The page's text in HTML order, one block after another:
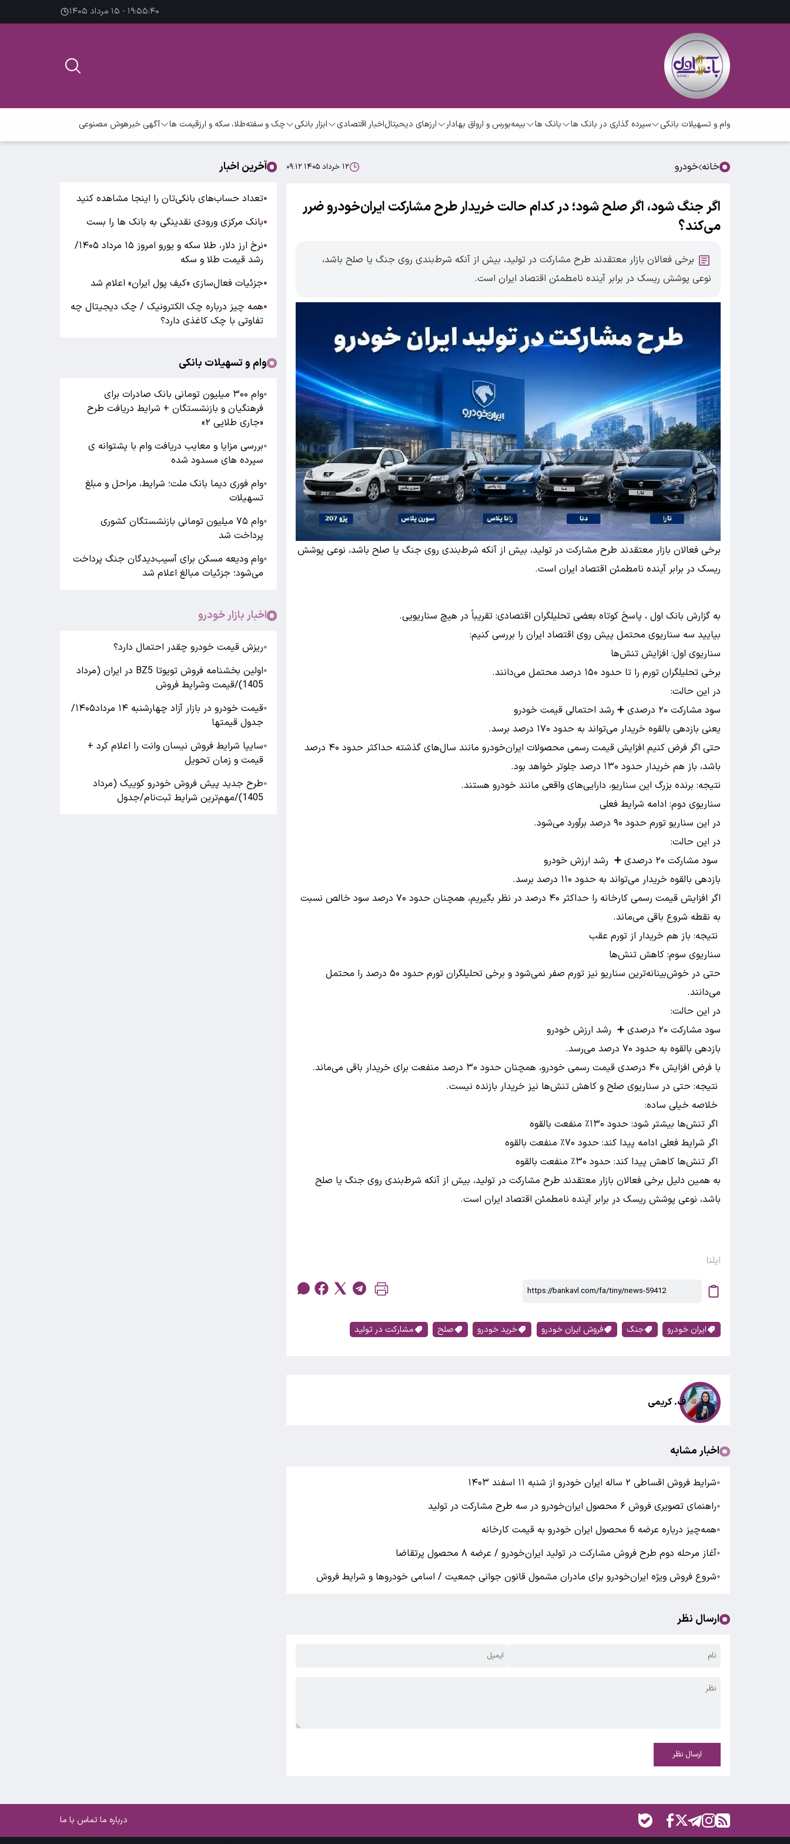
۱۹:۵۵:۴۱ - ۱۵ مرداد ۱۴۰۵
وام و تسهیلات بانکی سپرده گذاری در بانک ها بانک ها بیمهبورس و ارواق بهادار ارزهای دیحیتالاخبار اقتصادی ابزار بانکی چک و سفتهطلا، سکه و ارزقیمت ها آگهی خبرهوش مصنوعی
خانه خودرو ۱۲ خرداد ۱۴۰۵ ۰۹:۱۲
اگر جنگ شود، اگر صلح شود؛ در کدام حالت خریدار طرح مشارکت ایران‌خودرو ضرر
می‌کند؟
برخی فعالان بازار معتقدند طرح مشارکت در تولید، بیش از آنکه شرط‌بندی روی جنگ یا صلح باشد،
نوعی پوشش ریسک در برابر آینده نامطمئن اقتصاد ایران است.
برخی فعالان بازار معتقدند طرح مشارکت در تولید، بیش از آنکه شرط‌بندی روی جنگ یا صلح باشد، نوعی پوشش
ریسک در برابر آینده نامطمئن اقتصاد ایران است.
به گزارش بانک اول ، پاسخ کوتاه بعضی تحلیلگران اقتصادی: تقریباً در هیچ سناریویی.
بیایید سه سناریوی محتمل پیش روی اقتصاد ایران را بررسی کنیم:
سناریوی اول: افزایش تنش‌ها
برخی تحلیلگران تورم را تا حدود ۱۵۰ درصد محتمل می‌دانند.
در این حالت:
سود مشارکت ۲۰ درصدی ➕ رشد احتمالی قیمت خودرو
یعنی بازدهی بالقوه خریدار می‌تواند به حدود ۱۷۰ درصد برسد.
حتی اگر فرض کنیم افزایش قیمت رسمی محصولات ایران‌خودرو مانند سال‌های گذشته حداکثر حدود ۴۰ درصد
باشد، باز هم خریدار حدود ۱۳۰ درصد جلوتر خواهد بود.
نتیجه: برنده بزرگ این سناریو، دارایی‌های واقعی مانند خودرو هستند.
سناریوی دوم: ادامه شرایط فعلی
در این سناریو تورم حدود ۹۰ درصد برآورد می‌شود.
در این حالت:
سود مشارکت ۲۰ درصدی ➕ رشد ارزش خودرو
بازدهی بالقوه خریدار می‌تواند به حدود ۱۱۰ درصد برسد.
اگر افزایش قیمت رسمی کارخانه را حداکثر ۴۰ درصد در نظر بگیریم، همچنان حدود ۷۰ درصد سود خالص نسبت
به نقطه شروع باقی می‌ماند.
نتیجه: باز هم خریدار از تورم عقب
سناریوی سوم: کاهش تنش‌ها
حتی در خوش‌بینانه‌ترین سناریو نیز تورم صفر نمی‌شود و برخی تحلیلگران تورم حدود ۵۰ درصد را محتمل
می‌دانند.
در این حالت:
سود مشارکت ۲۰ درصدی ➕ رشد ارزش خودرو
بازدهی بالقوه به حدود ۷۰ درصد می‌رسد.
با فرض افزایش ۴۰ درصدی قیمت رسمی خودرو، همچنان حدود ۳۰ درصد منفعت برای خریدار باقی می‌ماند.
نتیجه: حتی در سناریوی صلح و کاهش تنش‌ها نیز خریدار بازنده نیست.
خلاصه خیلی ساده:
اگر تنش‌ها بیشتر شود: حدود ۱۳۰٪ منفعت بالقوه
اگر شرایط فعلی ادامه پیدا کند: حدود ۷۰٪ منفعت بالقوه
اگر تنش‌ها کاهش پیدا کند: حدود ۳۰٪ منفعت بالقوه
به همین دلیل برخی فعالان بازار معتقدند طرح مشارکت در تولید، بیش از آنکه شرط‌بندی روی جنگ یا صلح
باشد، نوعی پوشش ریسک در برابر آینده نامطمئن اقتصاد ایران است.
ایلنا
ایران خودرو جنگ فروش ایران خودرو خرید خودرو صلح مشارکت در تولید
ف. کریمی
اخبار مشابه
●شرایط فروش اقساطی ۲ ساله ایران خودرو از شنبه ۱۱ اسفند ۱۴۰۳
●راهنمای تصویری فروش ۶ محصول ایران‌خودرو در سه طرح مشارکت در تولید
●همه‌چیز درباره عرضه 6 محصول ایران خودرو به قیمت کارخانه
●آغاز مرحله دوم طرح فروش مشارکت در تولید ایران‌خودرو / عرضه ۸ محصول پرتقاضا
●شروع فروش ویژه ایران‌خودرو برای مادران مشمول قانون جوانی جمعیت / اسامی خودروها و شرایط فروش
ارسال نظر
ارسال نظر
آخرین اخبار
●تعداد حساب‌های بانکی‌تان را اینجا مشاهده کنید
●بانک مرکزی ورودی نقدینگی به بانک ها را بست
●
نرخ ارز دلار، طلا سکه و یورو امروز ۱۵ مرداد ۱۴۰۵/
رشد قیمت طلا و سکه
●جزئیات فعال‌سازی «کیف پول ایران» اعلام شد
●همه چیز درباره چک الکترونیک / چک دیجیتال چه
تفاوتی با چک کاغذی دارد؟
وام و تسهیلات بانکی
●
وام ۳۰۰ میلیون تومانی بانک صادرات برای
فرهنگیان و بازنشستگان + شرایط دریافت طرح
«جاری طلایی ۲»
●بررسی مزایا و معایب دریافت وام با پشتوانه ی
سپرده های مسدود شده
●وام فوری دیما بانک ملت؛ شرایط، مراحل و مبلغ
تسهیلات
●
وام ۷۵ میلیون تومانی بازنشستگان کشوری
پرداخت شد
●وام ودیعه مسکن برای آسیب‌دیدگان جنگ پرداخت
می‌شود؛ جزئیات مبالغ اعلام شد
اخبار بازار خودرو
●ریزش قیمت خودرو چقدر احتمال دارد؟
●
اولین بخشنامه فروش تویوتا BZ5 در ایران (مرداد
1405)/قیمت وشرایط فروش
●
قیمت خودرو در بازار آزاد چهارشنبه ۱۴ مرداد۱۴۰۵/
جدول قیمتها
●سایپا شرایط فروش نیسان وانت را اعلام کرد +
قیمت و زمان تحویل
●طرح جدید پیش فروش خودرو کوییک (مرداد
1405)/مهم‌ترین شرایط ثبت‌نام/جدول
درباره ماتماس با ما